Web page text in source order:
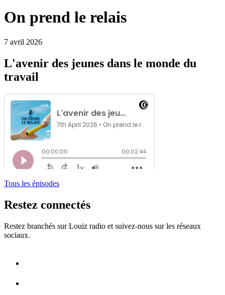
On prend le relais
7 avril 2026
L'avenir des jeunes dans le monde du
travail
Tous les épisodes
Restez connectés
Restez branchés sur Louiz radio et suivez-nous sur les réseaux
sociaux.